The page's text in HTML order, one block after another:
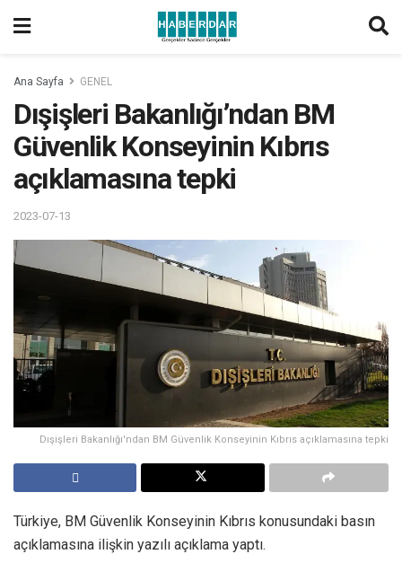
Ana Sayfa GENEL
Dışişleri Bakanlığı’ndan BM
Güvenlik Konseyinin Kıbrıs
açıklamasına tepki
2023-07-13
Dışişleri Bakanlığı'ndan BM Güvenlik Konseyinin Kıbrıs açıklamasına tepki
Türkiye, BM Güvenlik Konseyinin Kıbrıs konusundaki basın
açıklamasına ilişkin yazılı açıklama yaptı.